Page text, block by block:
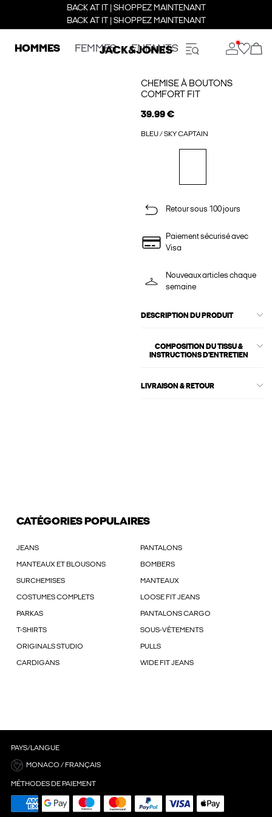
BACK AT IT | SHOPPEZ MAINTENANT
BACK AT IT | SHOPPEZ MAINTENANT
HOMMES FEMMES ENFANTS
CHEMISE À BOUTONS
COMFORT FIT
39.99 €
BLEU / SKY CAPTAIN
Retour sous 100 jours
Paiement sécurisé avec
Visa
Nouveaux articles chaque
semaine
DESCRIPTION DU PRODUIT
COMPOSITION DU TISSU &
INSTRUCTIONS D'ENTRETIEN
LIVRAISON & RETOUR
CATÉGORIES POPULAIRES
JEANS PANTALONS
MANTEAUX ET BLOUSONS BOMBERS
SURCHEMISES MANTEAUX
COSTUMES COMPLETS LOOSE FIT JEANS
PARKAS PANTALONS CARGO
T-SHIRTS SOUS-VÊTEMENTS
ORIGINALS STUDIO PULLS
CARDIGANS WIDE FIT JEANS
PAYS/LANGUE
MONACO / FRANÇAIS
MÉTHODES DE PAIEMENT